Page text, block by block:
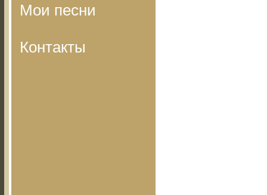
Мои песни
Контакты